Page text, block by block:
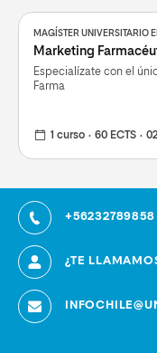
MAGÍSTER UNIVERSITARIO
Marketing
Especialízate con el
Farma
1 curso 60 ECTS
+56232789858
¿TE